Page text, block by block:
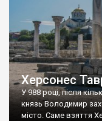
Херсонес
У 988 році, після
князь Володимир
місто. Саме взяття